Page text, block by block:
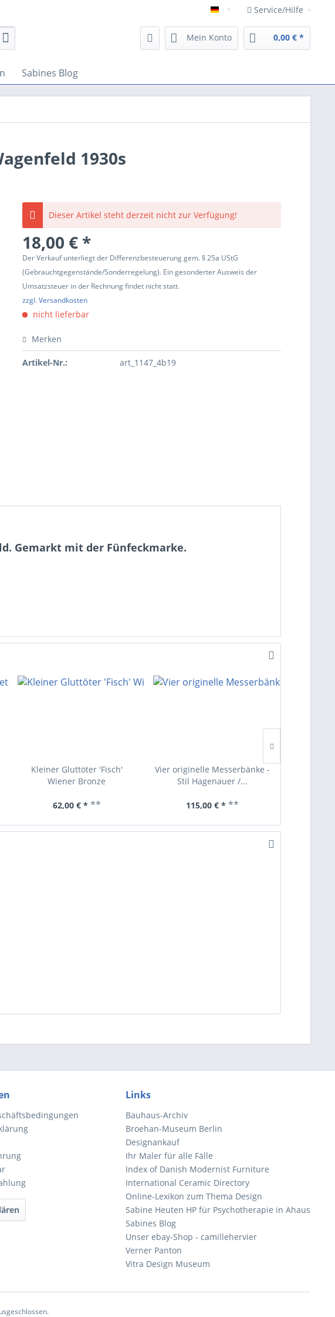
Deutsch Service/Hilfe
Mein Konto 0,00 € *
Sabines Blog
1930s
Dieser Artikel steht derzeit nicht zur Verfügung!
18,00 € *
Der Verkauf unterliegt der Differenzbesteuerung gem. § 25a UStG
(Gebrauchtgegenstände/Sonderregelung). Ein gesonderter Ausweis der
Umsatzsteuer in der Rechnung findet nicht statt.
zzgl. Versandkosten
nicht lieferbar
Merken
Artikel-Nr.: art_1147_4b19
Gemarkt mit der Fünfeckmarke.
Kleiner Gluttöter 'Fisch'
Wiener Bronze
62,00 € * **
Vier originelle Messerbänke -
Stil Hagenauer /...
115,00 € * **
Links
Bauhaus-Archiv
Broehan-Museum Berlin
Designankauf
Ihr Maler für alle Fälle
Index of Danish Modernist Furniture
International Ceramic Directory
Online-Lexikon zum Thema Design
Sabine Heuten HP für Psychotherapie in Ahaus
Sabines Blog
Unser ebay-Shop - camillehervier
Verner Panton
Vitra Design Museum